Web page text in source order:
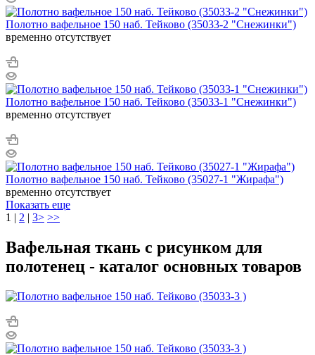
Полотно вафельное 150 наб. Тейково (35033-2 "Снежинки")
временно отсутствует
Полотно вафельное 150 наб. Тейково (35033-1 "Снежинки")
временно отсутствует
Полотно вафельное 150 наб. Тейково (35027-1 "Жирафа")
временно отсутствует
Показать еще
1 | 2 | 3> >>
Вафельная ткань с рисунком для
полотенец - каталог основных товаров